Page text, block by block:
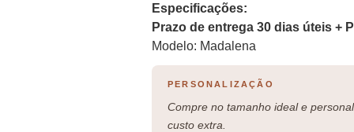
Especificações:
Prazo de entrega 30 dias úteis +
Modelo: Madalena
PERSONALIZAÇÃO
Compre no tamanho ideal e
custo extra.